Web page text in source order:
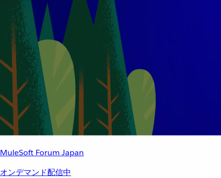
MuleSoft Forum Japan
オンデマンド配信中